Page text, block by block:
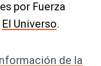
por Fuerza
El Universo.
de la